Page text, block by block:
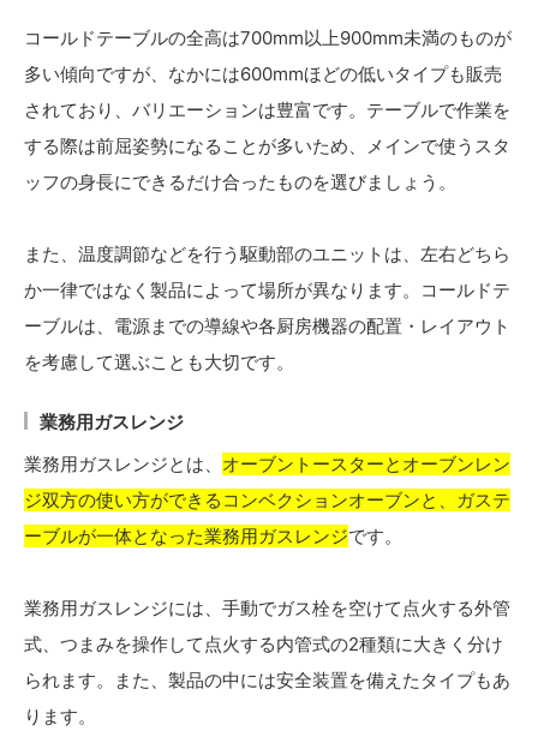
コールドテーブルの全高は700mm以上900mm未満のものが
多い傾向ですが、なかには600mmほどの低いタイプも販売
されており、バリエーションは豊富です。テーブルで作業を
する際は前屈姿勢になることが多いため、メインで使うスタ
ッフの身長にできるだけ合ったものを選びましょう。
また、温度調節などを行う駆動部のユニットは、左右どちら
か一律ではなく製品によって場所が異なります。コールドテ
ーブルは、電源までの導線や各厨房機器の配置・レイアウト
を考慮して選ぶことも大切です。
業務用ガスレンジ
業務用ガスレンジとは、 オーブントースターとオーブンレン
ジ双方の使い方ができるコンベクションオーブンと、ガステ
ーブルが一体となった業務用ガスレンジです。
業務用ガスレンジには、手動でガス栓を空けて点火する外管
式、つまみを操作して点火する内管式の2種類に大きく分け
られます。また、製品の中には安全装置を備えたタイプもあ
ります。